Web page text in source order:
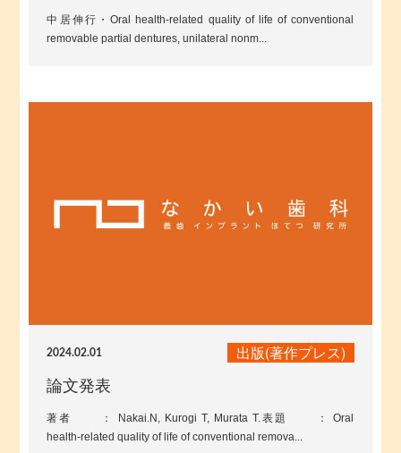
中居伸行・Oral health-related quality of life of conventional
removable partial dentures, unilateral nonm...
2024.02.01 出版(著作プレス)
論文発表
著者 ： Nakai.N, Kurogi T, Murata T.表題 ： Oral
health-related quality of life of conventional remova...